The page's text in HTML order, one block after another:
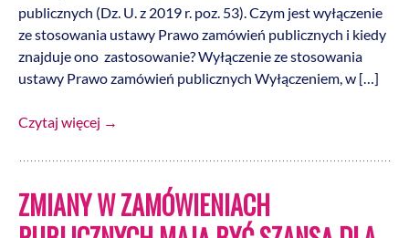
publicznych (Dz. U. z 2019 r. poz. 53). Czym jest wyłączenie
ze stosowania ustawy Prawo zamówień publicznych i kiedy
znajduje ono zastosowanie? Wyłączenie ze stosowania
ustawy Prawo zamówień publicznych Wyłączeniem, w […]
Czytaj więcej →
ZMIANY W ZAMÓWIENIACH